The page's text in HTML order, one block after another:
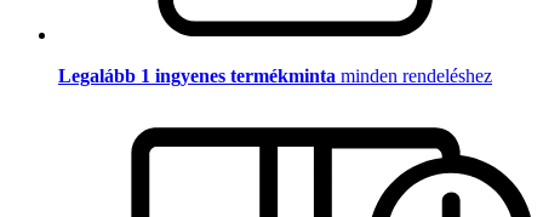
Legalább 1 ingyenes termékminta minden rendeléshez